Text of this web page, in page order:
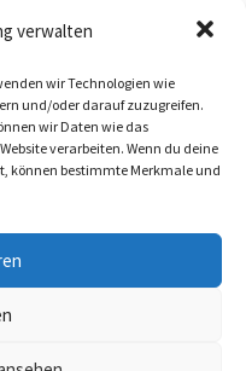
verwalten
wir Technologien wie
und/oder darauf zuzugreifen.
wir Daten wie das
verarbeiten. Wenn du deine
können bestimmte Merkmale und
sich über ihre
anfänglich
der Kröten und
pausiert, trotzen
Gefrierpunkt dem